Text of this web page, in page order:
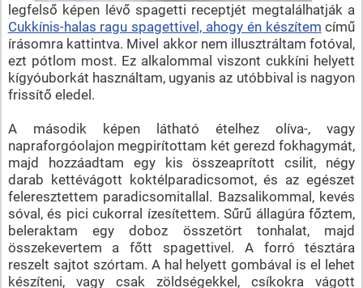
legfelső képen lévő spagetti receptjét megtalálhatják a
Cukkínis-halas ragu spagettivel, ahogy én készítem című
írásomra kattintva. Mivel akkor nem illusztráltam fotóval,
ezt pótlom most. Ez alkalommal viszont cukkíni helyett
kígyóuborkát használtam, ugyanis az utóbbival is nagyon
frissítő eledel.
A második képen látható ételhez olíva-, vagy
napraforgóolajon megpirítottam két gerezd fokhagymát,
majd hozzáadtam egy kis összeaprított csilit, négy
darab kettévágott koktélparadicsomot, és az egészet
feleresztettem paradicsomitallal. Bazsalikommal, kevés
sóval, és pici cukorral ízesítettem. Sűrű állagúra főztem,
beleraktam egy doboz összetört tonhalat, majd
összekevertem a főtt spagettivel. A forró tésztára
reszelt sajtot szórtam. A hal helyett gombával is el lehet
készíteni, vagy csak zöldségekkel, csíkokra vágott